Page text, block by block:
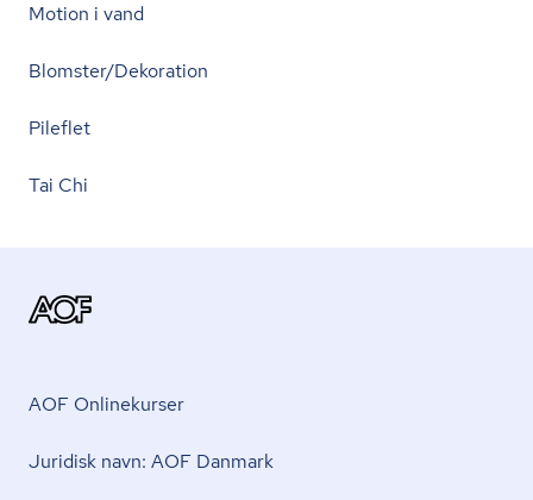
Motion i vand
Blomster/Dekoration
Pileflet
Tai Chi
AOF Onlinekurser
Juridisk navn: AOF Danmark